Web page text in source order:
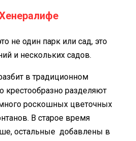
не один парк или сад, это
и нескольких садов.
в традиционном
крестообразно разделяют
роскошных цветочных
В старое время
остальные добавлены в